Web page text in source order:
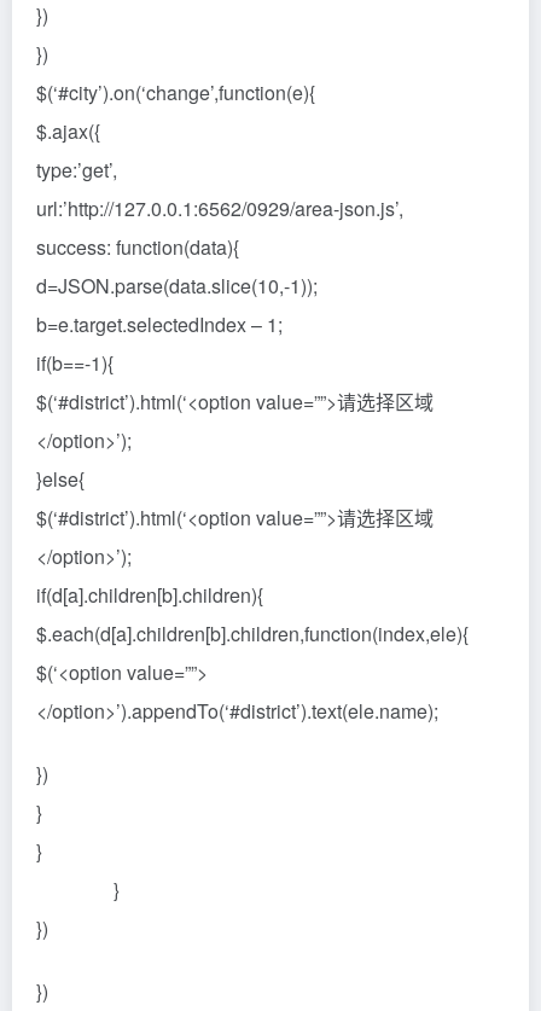
})
})
$(‘#city’).on(‘change’,function(e){
$.ajax({
type:’get’,
url:’http://127.0.0.1:6562/0929/area-json.js’,
success: function(data){
d=JSON.parse(data.slice(10,-1));
b=e.target.selectedIndex – 1;
if(b==-1){
$(‘#district’).html(‘<option value=””>请选择区域
</option>’);
}else{
$(‘#district’).html(‘<option value=””>请选择区域
</option>’);
if(d[a].children[b].children){
$.each(d[a].children[b].children,function(index,ele){
$(‘<option value=””>
</option>’).appendTo(‘#district’).text(ele.name);
})
}
}
}
})
})